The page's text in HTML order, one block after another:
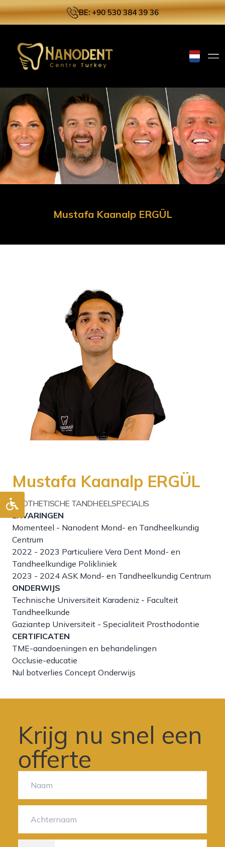
BE: +90 530 384 39 36
Mustafa Kaanalp ERGÜL
Mustafa Kaanalp ERGÜL
PROTHETISCHE TANDHEELSPECIALIS
ERVARINGEN
Momenteel - Nanodent Mond- en Tandheelkundig
Centrum
2022 - 2023 Particuliere Vera Dent Mond- en
Tandheelkundige Polikliniek
2023 - 2024 ASK Mond- en Tandheelkundig Centrum
ONDERWIJS
Technische Universiteit Karadeniz - Faculteit
Tandheelkunde
Gaziantep Universiteit - Specialiteit Prosthodontie
CERTIFICATEN
TME-aandoeningen en behandelingen
Occlusie-educatie
Nul botverlies Concept Onderwijs
Krijg nu snel een
offerte